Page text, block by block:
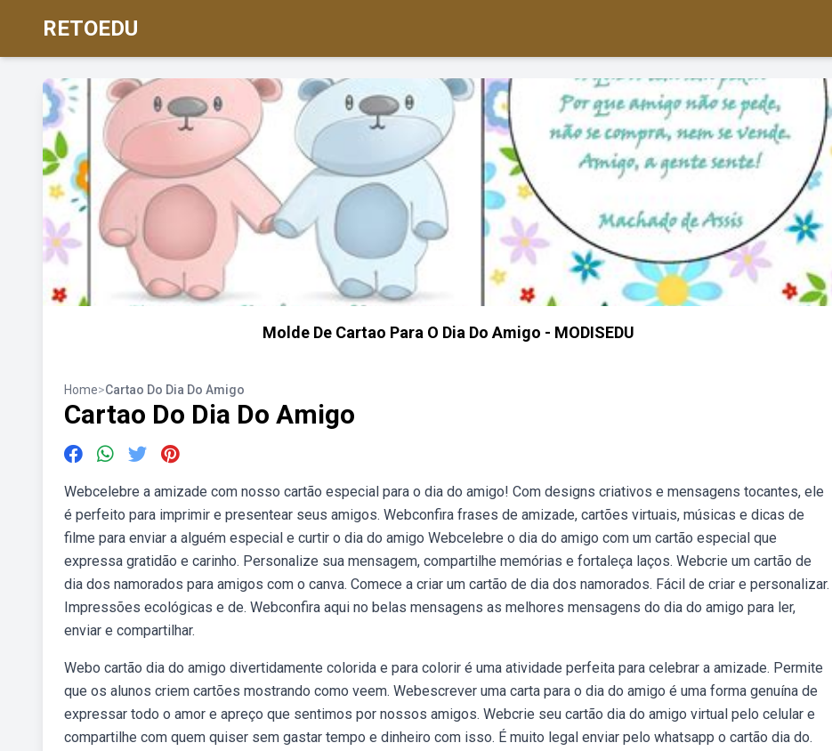
RETOEDU
Molde De Cartao Para O Dia Do Amigo - MODISEDU
Home>Cartao Do Dia Do Amigo
Cartao Do Dia Do Amigo
Webcelebre a amizade com nosso cartão especial para o dia do amigo! Com designs criativos e mensagens tocantes, ele
é perfeito para imprimir e presentear seus amigos. Webconfira frases de amizade, cartões virtuais, músicas e dicas de
filme para enviar a alguém especial e curtir o dia do amigo Webcelebre o dia do amigo com um cartão especial que
expressa gratidão e carinho. Personalize sua mensagem, compartilhe memórias e fortaleça laços. Webcrie um cartão de
dia dos namorados para amigos com o canva. Comece a criar um cartão de dia dos namorados. Fácil de criar e personalizar.
Impressões ecológicas e de. Webconfira aqui no belas mensagens as melhores mensagens do dia do amigo para ler,
enviar e compartilhar.
Webo cartão dia do amigo divertidamente colorida e para colorir é uma atividade perfeita para celebrar a amizade. Permite
que os alunos criem cartões mostrando como veem. Webescrever uma carta para o dia do amigo é uma forma genuína de
expressar todo o amor e apreço que sentimos por nossos amigos. Webcrie seu cartão dia do amigo virtual pelo celular e
compartilhe com quem quiser sem gastar tempo e dinheiro com isso. É muito legal enviar pelo whatsapp o cartão dia do.